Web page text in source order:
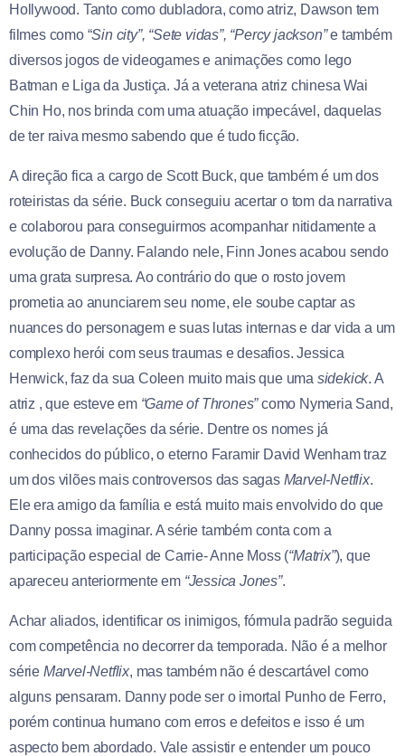
Hollywood. Tanto como dubladora, como atriz, Dawson tem
filmes como “Sin city”, “Sete vidas”, “Percy jackson”e também
diversos jogos de videogames e animações como lego
Batman e Liga da Justiça. Já a veterana atriz chinesa Wai
Chin Ho, nos brinda com uma atuação impecável, daquelas
de ter raiva mesmo sabendo que é tudo ficção.
A direção fica a cargo de Scott Buck, que também é um dos
roteiristas da série. Buck conseguiu acertar o tom da narrativa
e colaborou para conseguirmos acompanhar nitidamente a
evolução de Danny. Falando nele, Finn Jones acabou sendo
uma grata surpresa. Ao contrário do que o rosto jovem
prometia ao anunciarem seu nome, ele soube captar as
nuances do personagem e suas lutas internas e dar vida a um
complexo herói com seus traumas e desafios. Jessica
Henwick, faz da sua Coleen muito mais que uma sidekick. A
atriz , que esteve em “Game of Thrones”como Nymeria Sand,
é uma das revelações da série. Dentre os nomes já
conhecidos do público, o eterno Faramir David Wenham traz
um dos vilões mais controversos das sagas Marvel-Netflix.
Ele era amigo da família e está muito mais envolvido do que
Danny possa imaginar. A série também conta com a
participação especial de Carrie- Anne Moss (“Matrix”), que
apareceu anteriormente em “Jessica Jones”.
Achar aliados, identificar os inimigos, fórmula padrão seguida
com competência no decorrer da temporada. Não é a melhor
série Marvel-Netflix, mas também não é descartável como
alguns pensaram. Danny pode ser o imortal Punho de Ferro,
porém continua humano com erros e defeitos e isso é um
aspecto bem abordado. Vale assistir e entender um pouco